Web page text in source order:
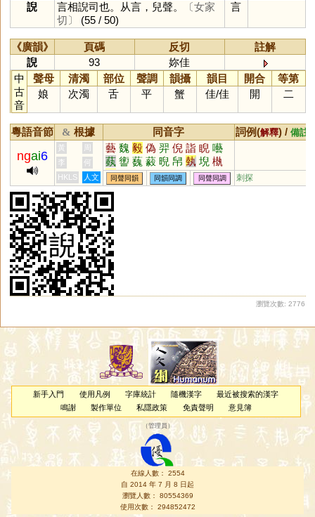
誽
言相誽司也。从言，兒聲。
〔女家
切〕
(55 / 50)
言
《廣韻》 頁碼 反切
註解
誽
93
妳佳
中
古
音
聲母 清濁 部位 聲調 韻攝 韻目 開合
等第
娘
次濁 舌 平 蟹 佳/佳 開 二
粵語音節 & 根據 同音字 詞例(解釋) / 備註
ngai6
黃 周 藝 魏 毅 偽 羿 倪 詣 睨 囈
蓺 讆 蘶 藙 晲 帠 埶 堄 槸
栺 寱 鮨 襼 燚
李
何
HKLS
人文 同聲同韻 同韻同調 同聲同調 刺探
瀏覽次數: 2776
新手入門 使用凡例 字庫統計 隨機漢字
最近被搜索的漢字
鳴謝
製作單位 私隱政策 免責聲明 意見簿
（管理員 ）
在線人數： 2554
自 2014 年 7 月 8 日起
瀏覽人數： 80554369
使用次數： 294852472